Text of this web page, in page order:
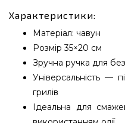
Характеристики:
Матеріал: чавун
Розмір 35×20 см
Зручна ручка для
Універсальність —
грилів
Ідеальна для